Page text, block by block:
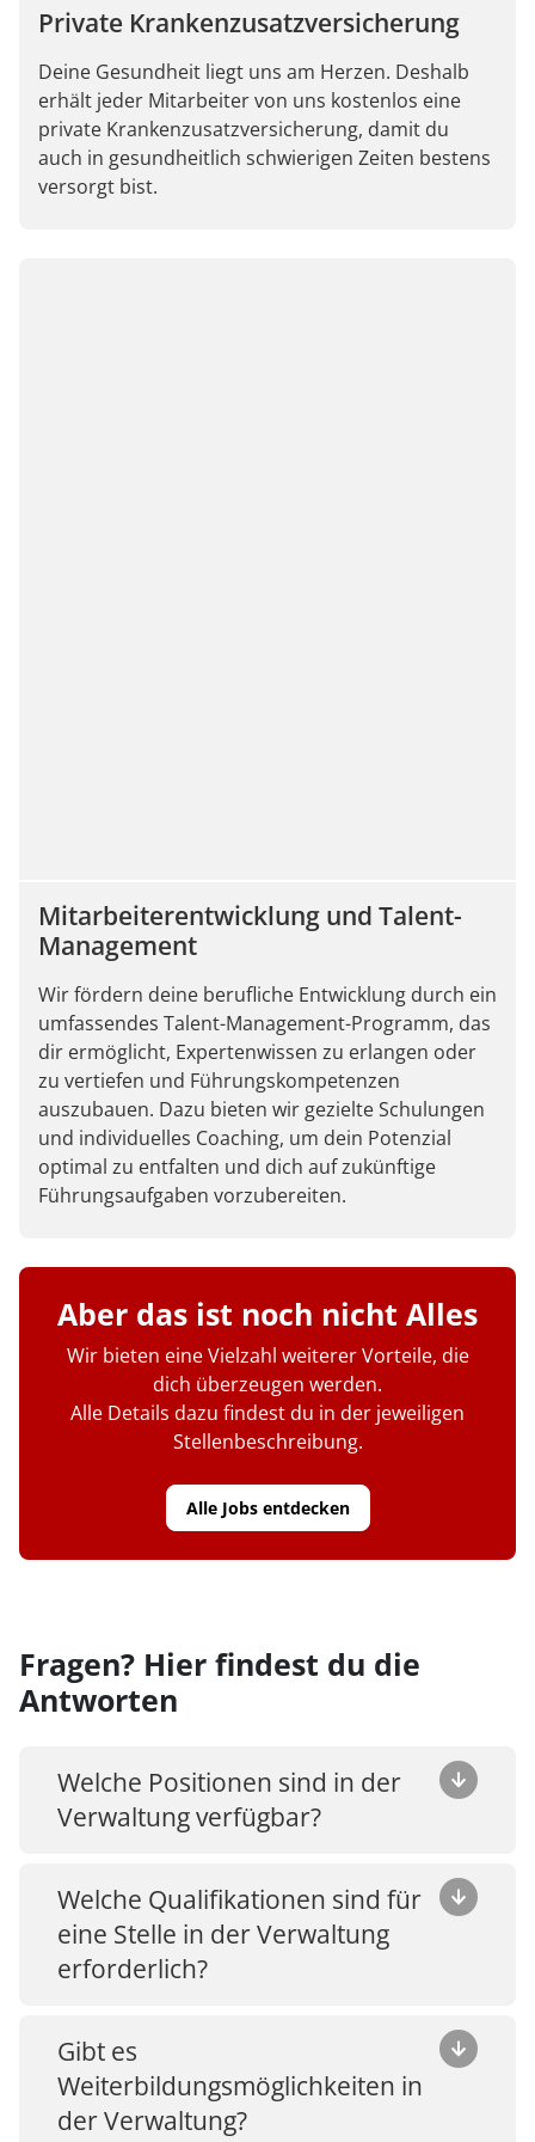
Private Kranken­zusatz­versicherung
Deine Gesundheit liegt uns am Herzen. Deshalb
erhält jeder Mitarbeiter von uns kostenlos eine
private Krankenzusatzversicherung, damit du
auch in gesundheitlich schwierigen Zeiten bestens
versorgt bist.
Mitarbeiterentwicklung und Talent-
Management
Wir fördern deine berufliche Entwicklung durch ein
umfassendes Talent-Management-Programm, das
dir ermöglicht, Expertenwissen zu erlangen oder
zu vertiefen und Führungskompetenzen
auszubauen. Dazu bieten wir gezielte Schulungen
und individuelles Coaching, um dein Potenzial
optimal zu entfalten und dich auf zukünftige
Führungsaufgaben vorzubereiten.
Aber das ist noch nicht Alles
Wir bieten eine Vielzahl weiterer Vorteile, die
dich überzeugen werden.
Alle Details dazu findest du in der jeweiligen
Stellenbeschreibung.
Alle Jobs entdecken
Fragen? Hier findest du die
Antworten
Welche Positionen sind in der
Verwaltung verfügbar?
Wir bieten verschiedene Positionen in der
Verwaltung an, darunter Buchhaltung und
Finanzen, Personalwesen und HR, Marketing
und Kommunikation, IT und Support sowie
Welche Qualifikationen sind für
eine Stelle in der Verwaltung
erforderlich?
Die spezifischen Anforderungen variieren je
nach Position. Generell solltest du eine
entsprechende Ausbildung oder
Berufserfahrung im jeweiligen Bereich
Gibt es
Weiterbildungsmöglichkeiten in
der Verwaltung?